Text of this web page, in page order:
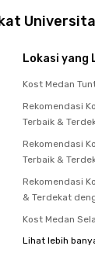
Lokasi yang
Kost Medan
Rekomendasi
Terbaik &
Rekomendasi
Terbaik &
Rekomendasi
& Terdekat
Kost Medan
Lihat lebih